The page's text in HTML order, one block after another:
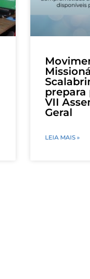
prepara
VII
Geral
LEIA MAIS »